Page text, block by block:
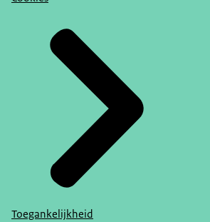
Toegankelijkheid